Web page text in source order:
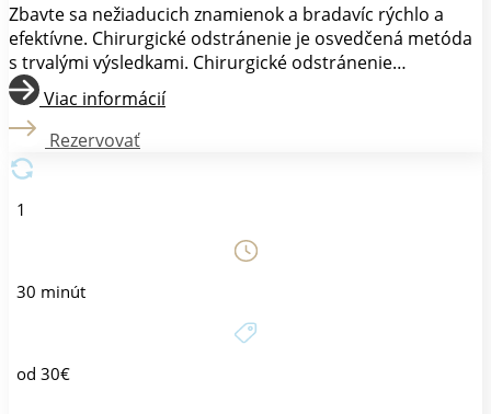
Zbavte sa nežiaducich znamienok a bradavíc rýchlo a
efektívne. Chirurgické odstránenie je osvedčená metóda
s trvalými výsledkami. Chirurgické odstránenie
znamienka alebo bradavice sa vykonáva v lokálnej
anestézii, takže zákrok je bezbolestný. Po aplikovaní
anestetika chirurg odstráni znamienko alebo bradavicu
skalpelom a ranu zošije. Zákrok trvá zvyčajne len niekoľko
minút. Odstránené znamienka sú zasielané na
histologický rozbor.
Viac informácií
Rezervovať
1
30 minút
od 30€